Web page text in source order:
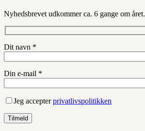
Nyhedsbrevet udkommer ca. 6 gange om året.
Dit navn *
Din e-mail *
Jeg accepterprivatlivspolitikken